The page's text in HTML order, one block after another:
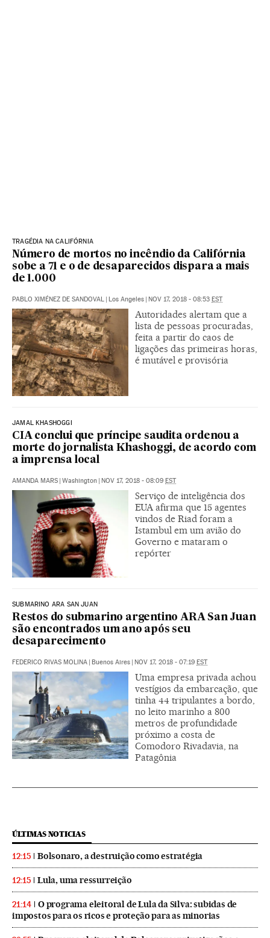
TRAGÉDIA NA CALIFÓRNIA
Número de mortos no incêndio da Califórnia
sobe a 71 e o de desaparecidos dispara a mais
de 1.000
PABLO XIMÉNEZ DE SANDOVAL | Los Angeles | NOV 17, 2018 - 08:53 EST
Autoridades alertam que a
lista de pessoas procuradas,
feita a partir do caos de
ligações das primeiras horas,
é mutável e provisória
JAMAL KHASHOGGI
CIA conclui que príncipe saudita ordenou a
morte do jornalista Khashoggi, de acordo com
a imprensa local
AMANDA MARS | Washington | NOV 17, 2018 - 08:09 EST
Serviço de inteligência dos
EUA afirma que 15 agentes
vindos de Riad foram a
Istambul em um avião do
Governo e mataram o
repórter
SUBMARINO ARA SAN JUAN
Restos do submarino argentino ARA San Juan
são encontrados um ano após seu
desaparecimento
FEDERICO RIVAS MOLINA | Buenos Aires | NOV 17, 2018 - 07:19 EST
Uma empresa privada achou
vestígios da embarcação, que
tinha 44 tripulantes a bordo,
no leito marinho a 800
metros de profundidade
próximo a costa de
Comodoro Rivadavia, na
Patagônia
ÚLTIMAS NOTICIAS
12:15 Bolsonaro, a destruição como estratégia
12:15 Lula, uma ressurreição
21:14
O programa eleitoral de Lula da Silva: subidas de
impostos para os ricos e proteção para as minorias